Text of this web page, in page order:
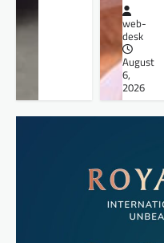
web-
desk
August
6,
2026